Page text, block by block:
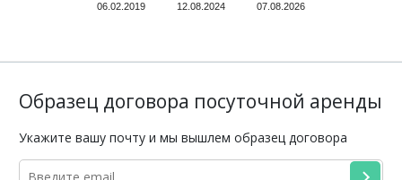
06.02.2019 12.08.2024 07.08.2026
Образец договора посуточной аренды
Укажите вашу почту и мы вышлем образец договора